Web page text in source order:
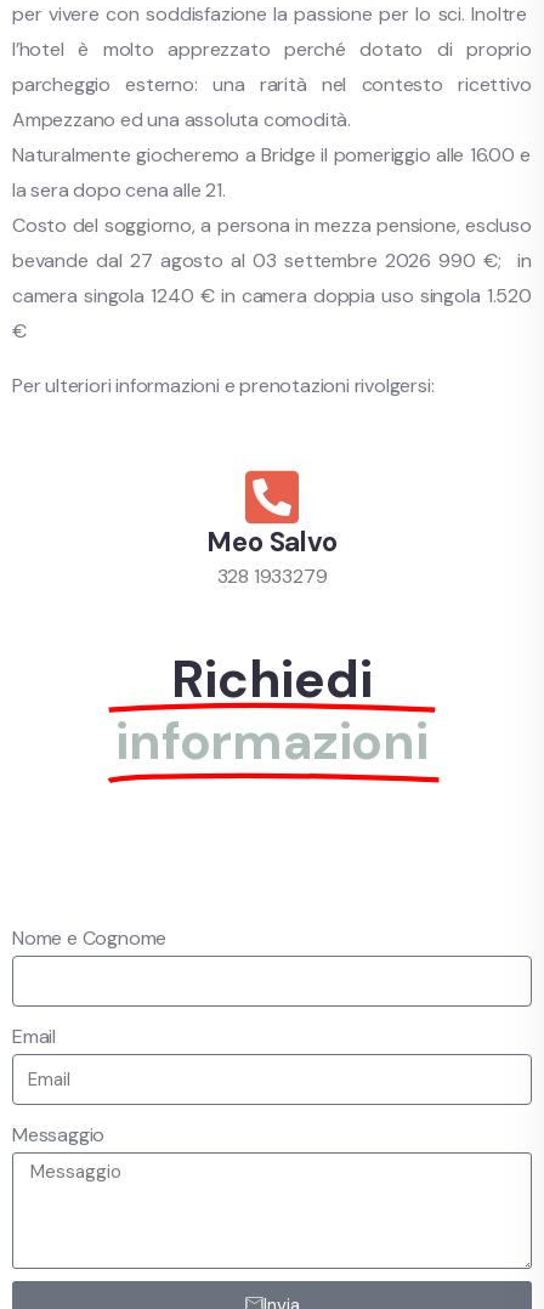
per vivere con soddisfazione la passione per lo sci. Inoltre
l’hotel è molto apprezzato perché dotato di proprio
parcheggio esterno: una rarità nel contesto ricettivo
Ampezzano ed una assoluta comodità.
Naturalmente giocheremo a Bridge il pomeriggio alle 16.00 e
la sera dopo cena alle 21.
Costo del soggiorno, a persona in mezza pensione, escluso
bevande dal 27 agosto al 03 settembre 2026 990 €; in
camera singola 1240 € in camera doppia uso singola 1.520
€
Per ulteriori informazioni e prenotazioni rivolgersi:
Meo Salvo
328 1933279
Richiedi
informazioni
Nome e Cognome
Email
Messaggio